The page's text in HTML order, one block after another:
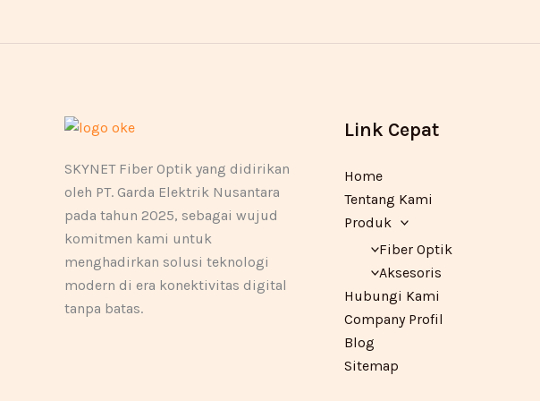
SKYNET Fiber Optik yang didirikan
oleh PT. Garda Elektrik Nusantara
pada tahun 2025, sebagai wujud
komitmen kami untuk
menghadirkan solusi teknologi
modern di era konektivitas digital
tanpa batas.
Link Cepat
Home
Tentang Kami
Produk
Fiber Optik
Aksesoris
Hubungi Kami
Company Profil
Blog
Sitemap